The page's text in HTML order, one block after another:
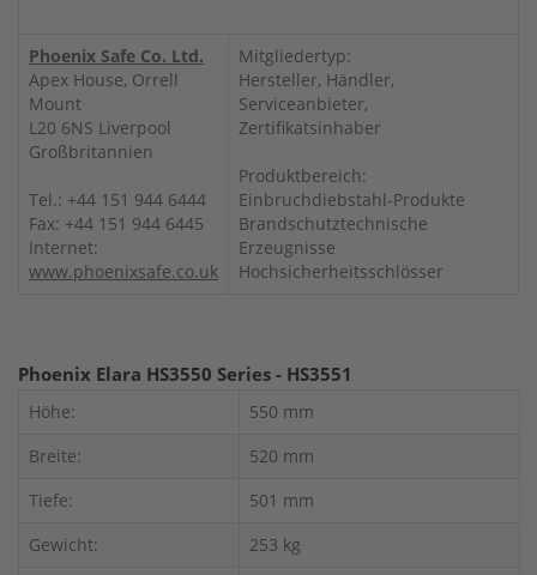
Phoenix Safe Co. Ltd.
Apex House, Orrell
Mount
L20 6NS Liverpool
Großbritannien
Tel.: +44 151 944 6444
Fax: +44 151 944 6445
Internet:
www.phoenixsafe.co.uk
Mitgliedertyp:
Hersteller, Händler,
Serviceanbieter,
Zertifikatsinhaber
Produktbereich:
Einbruchdiebstahl-Produkte
Brandschutztechnische
Erzeugnisse
Hochsicherheitsschlösser
Phoenix Elara HS3550 Series - HS3551
Höhe:
550 mm
Breite:
520 mm
Tiefe:
501 mm
Gewicht:
253 kg